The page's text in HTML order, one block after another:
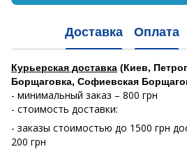
Доставка Оплата
Курьерская доставка (Киев,
Борщаговка, Софиевская
- минимальный заказ – 800 грн
- стоимость доставки:
- заказы стоимостью до 1500 грн
200 грн